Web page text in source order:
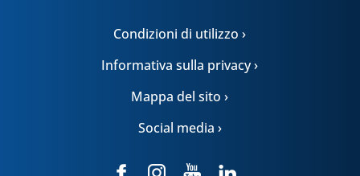
Condizioni di utilizzo ›
Informativa sulla privacy ›
Mappa del sito ›
Social media ›